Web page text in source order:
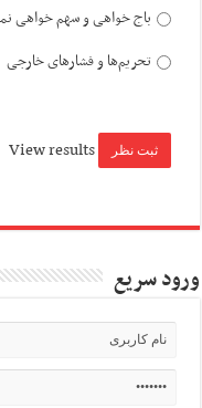
باج خواهی و سهم خواهی
تحریم‌ها و فشارهای خارجی
View results
ورود سریع